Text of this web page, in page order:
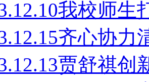
我校师生
齐心协力
贾舒祺创